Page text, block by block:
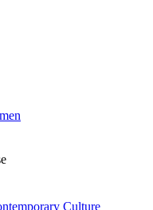
Culture